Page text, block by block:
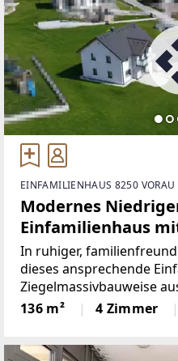
EINFAMILIENHAUS 8250 VORAU
Modernes
Einfamilienhaus
sonniger Terrasse
In ruhiger,
dieses ansprechende
Ziegelmassivbauweise
Kombination mit
es ein Wohnkonzept,
136 m² 4 Zimmer